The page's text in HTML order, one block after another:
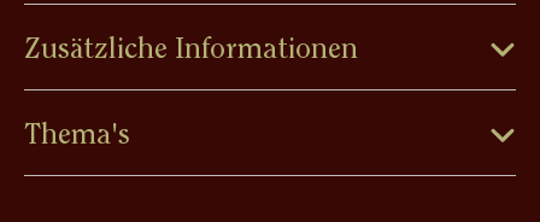
Zusätzliche Informationen
Thema's